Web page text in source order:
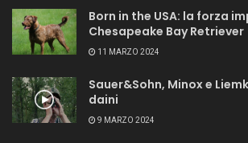
Born in the USA: la forza
Chesapeake Bay Retriever
11 MARZO 2024
Sauer&Sohn, Minox e
daini
9 MARZO 2024